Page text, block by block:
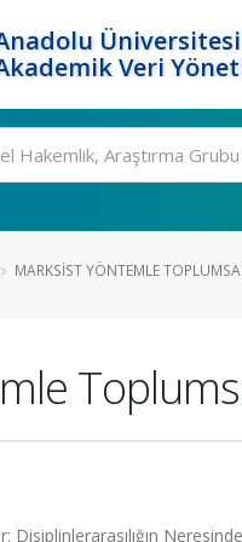
Üniversitesi
Veri
MARKSIST YÖNTEMLE
Disiplinlerarasılığın